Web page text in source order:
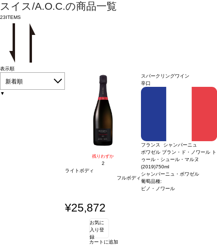
スイス/A.O.C.の商品一覧
23ITEMS
表示順
新着順
▼
残りわずか
2
ライトボディ
フルボディ
スパークリングワイン
辛口
フランス シャンパーニュ
ボワゼル ブラン・ド・ノワール ト
ゥール・シュール・マルヌ
(2019)750ml
シャンパーニュ・ボワゼル
葡萄品種:
ピノ・ノワール
¥25,872
お気に
入り登
録
カートに追加